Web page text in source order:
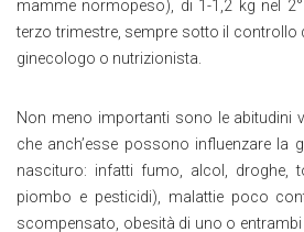
mamme normopeso), di 1-1,2 kg nel
terzo trimestre, sempre sotto il controllo
ginecologo o nutrizionista.
Non meno importanti sono le abitudini
che anch’esse possono influenzare la
nascituro: infatti fumo, alcol, droghe,
piombo e pesticidi), malattie poco
scompensato, obesità di uno o entrambi